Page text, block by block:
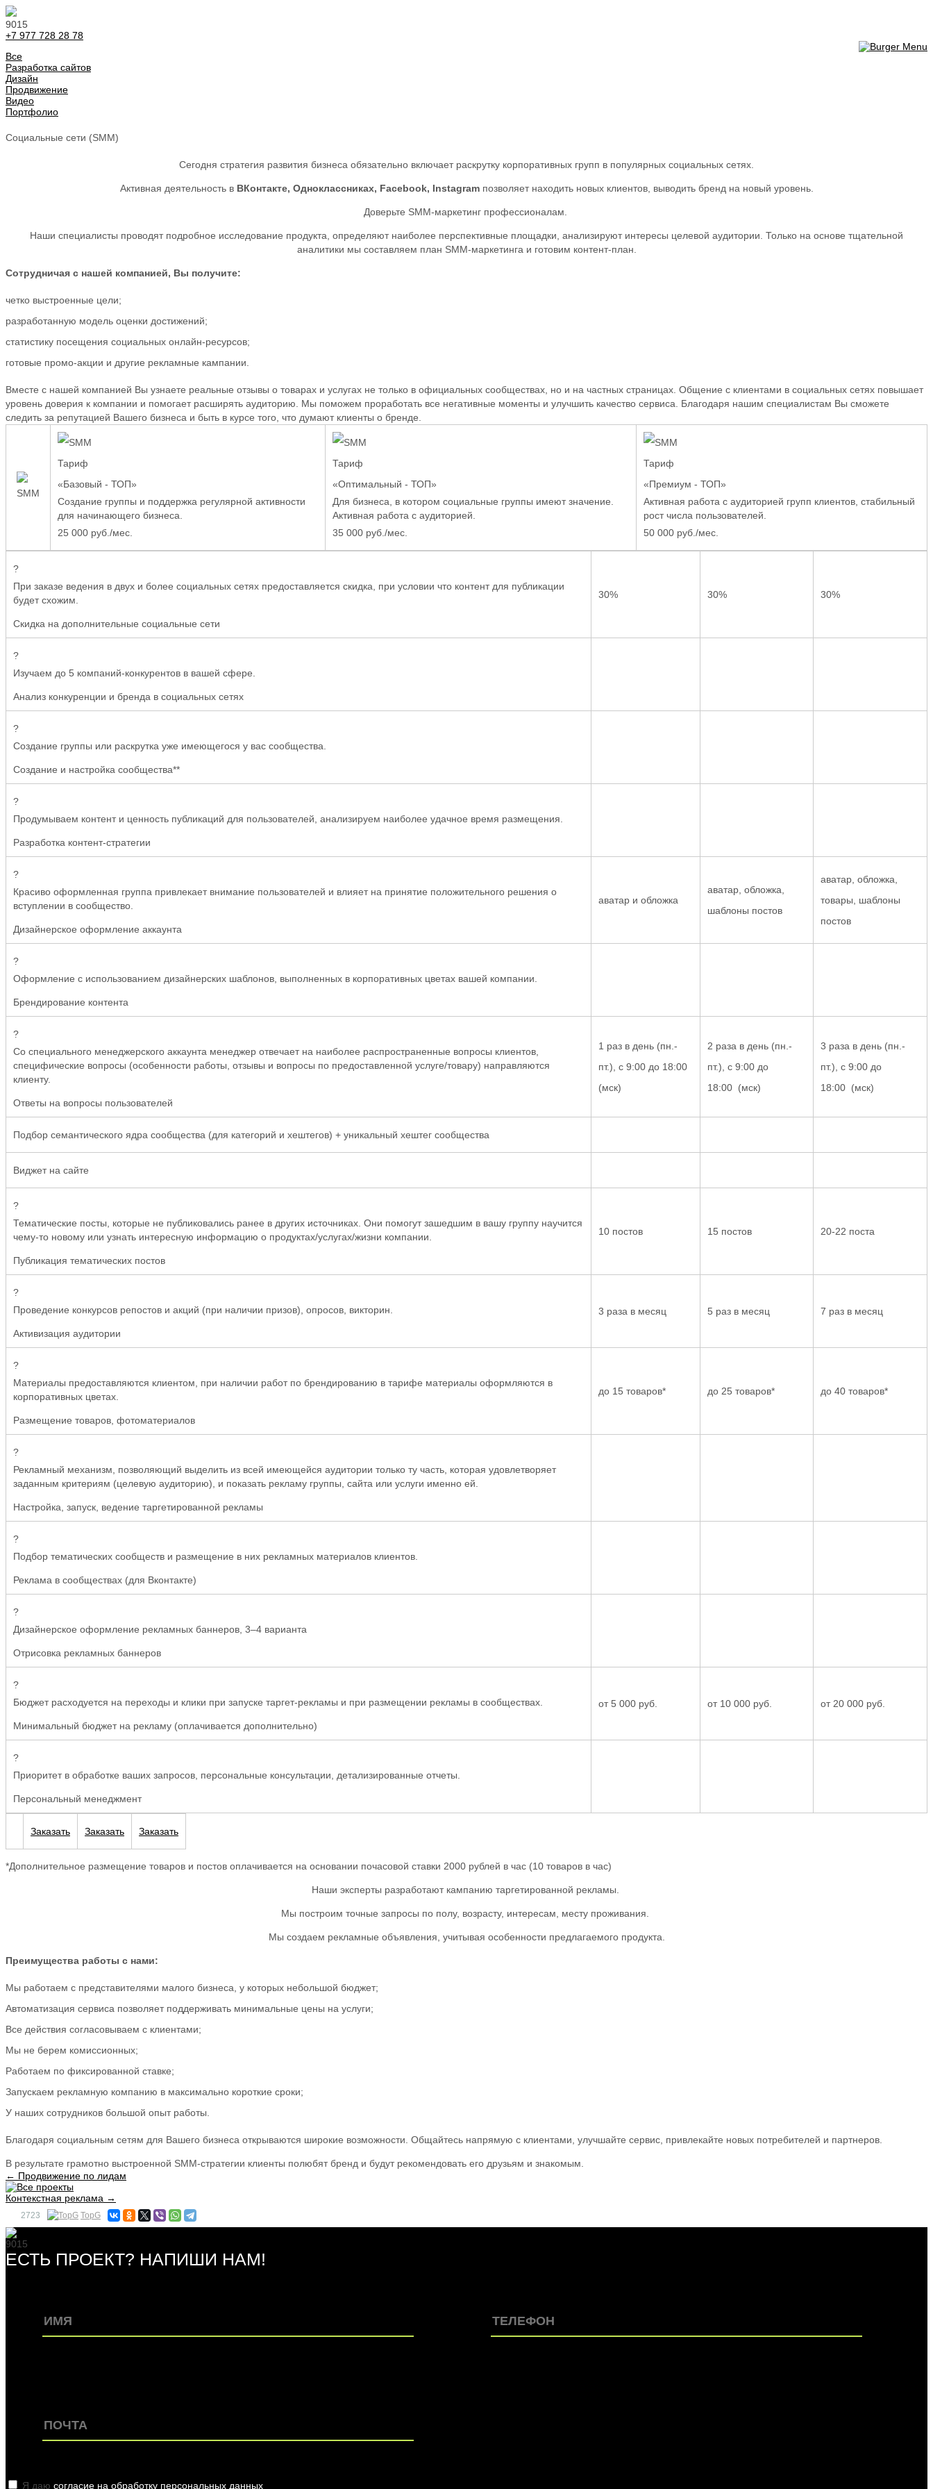
9015
+7 977 728 28 78
Все
Разработка сайтов
Дизайн
Продвижение
Видео
Портфолио
Социальные сети (SMM)
Сегодня стратегия развития бизнеса обязательно включает раскрутку корпоративных групп в популярных социальных сетях.
Активная деятельность в ВКонтакте, Одноклассниках, Facebook, Instagramпозволяет находить новых клиентов, выводить бренд на новый уровень.
Доверьте SMM-маркетинг профессионалам.
Наши специалисты проводят подробное исследование продукта, определяют наиболее перспективные площадки, анализируют интересы целевой аудитории. Только на основе тщательной
аналитики мы составляем план SMM-маркетинга и готовим контент-план.
Сотрудничая с нашей компанией, Вы получите:
четко выстроенные цели;
разработанную модель оценки достижений;
статистику посещения социальных онлайн-ресурсов;
готовые промо-акции и другие рекламные кампании.
Вместе с нашей компанией Вы узнаете реальные отзывы о товарах и услугах не только в официальных сообществах, но и на частных страницах. Общение с клиентами в социальных сетях повышает
уровень доверия к компании и помогает расширять аудиторию. Мы поможем проработать все негативные моменты и улучшить качество сервиса. Благодаря нашим специалистам Вы сможете
следить за репутацией Вашего бизнеса и быть в курсе того, что думают клиенты о бренде.
Тариф
«Базовый - ТОП»
Создание группы и поддержка регулярной активности
для начинающего бизнеса.
25 000 руб./мес.
Тариф
«Оптимальный - ТОП»
Для бизнеса, в котором социальные группы имеют значение.
Активная работа с аудиторией.
35 000 руб./мес.
Тариф
«Премиум - ТОП»
Активная работа с аудиторией групп клиентов, стабильный
рост числа пользователей.
50 000 руб./мес.
?
При заказе ведения в двух и более социальных сетях предоставляется скидка, при условии что контент для публикации
будет схожим.
Скидка на дополнительные социальные сети
30% 30% 30%
?
Изучаем до 5 компаний-конкурентов в вашей сфере.
Анализ конкуренции и бренда в социальных сетях
?
Создание группы или раскрутка уже имеющегося у вас сообщества.
Создание и настройка сообщества**
?
Продумываем контент и ценность публикаций для пользователей, анализируем наиболее удачное время размещения.
Разработка контент-стратегии
?
Красиво оформленная группа привлекает внимание пользователей и влияет на принятие положительного решения о
вступлении в сообщество.
Дизайнерское оформление аккаунта
аватар и обложка
аватар, обложка,
шаблоны постов
аватар, обложка,
товары, шаблоны
постов
?
Оформление с использованием дизайнерских шаблонов, выполненных в корпоративных цветах вашей компании.
Брендирование контента
?
Со специального менеджерского аккаунта менеджер отвечает на наиболее распространенные вопросы клиентов,
специфические вопросы (особенности работы, отзывы и вопросы по предоставленной услуге/товару) направляются
клиенту.
Ответы на вопросы пользователей
1 раз в день (пн.-
пт.), с 9:00 до 18:00
(мск)
2 раза в день (пн.-
пт.), с 9:00 до
18:00 (мск)
3 раза в день (пн.-
пт.), с 9:00 до
18:00 (мск)
Подбор семантического ядра сообщества (для категорий и хештегов) + уникальный хештег сообщества
Виджет на сайте
?
Тематические посты, которые не публиковались ранее в других источниках. Они помогут зашедшим в вашу группу научится
чему-то новому или узнать интересную информацию о продуктах/услугах/жизни компании.
Публикация тематических постов
10 постов 15 постов 20-22 поста
?
Проведение конкурсов репостов и акций (при наличии призов), опросов, викторин.
Активизация аудитории
3 раза в месяц 5 раз в месяц 7 раз в месяц
?
Материалы предоставляются клиентом, при наличии работ по брендированию в тарифе материалы оформляются в
корпоративных цветах.
Размещение товаров, фотоматериалов
до 15 товаров* до 25 товаров* до 40 товаров*
?
Рекламный механизм, позволяющий выделить из всей имеющейся аудитории только ту часть, которая удовлетворяет
заданным критериям (целевую аудиторию), и показать рекламу группы, сайта или услуги именно ей.
Настройка, запуск, ведение таргетированной рекламы
?
Подбор тематических сообществ и размещение в них рекламных материалов клиентов.
Реклама в сообществах (для Вконтакте)
?
Дизайнерское оформление рекламных баннеров, 3–4 варианта
Отрисовка рекламных баннеров
?
Бюджет расходуется на переходы и клики при запуске таргет-рекламы и при размещении рекламы в сообществах.
Минимальный бюджет на рекламу (оплачивается дополнительно)
от 5 000 руб. от 10 000 руб. от 20 000 руб.
?
Приоритет в обработке ваших запросов, персональные консультации, детализированные отчеты.
Персональный менеджмент
Заказать Заказать Заказать
*Дополнительное размещение товаров и постов оплачивается на основании почасовой ставки 2000 рублей в час (10 товаров в час)
Наши эксперты разработают кампанию таргетированной рекламы.
Мы построим точные запросы по полу, возрасту, интересам, месту проживания.
Мы создаем рекламные объявления, учитывая особенности предлагаемого продукта.
Преимущества работы с нами:
Мы работаем с представителями малого бизнеса, у которых небольшой бюджет;
Автоматизация сервиса позволяет поддерживать минимальные цены на услуги;
Все действия согласовываем с клиентами;
Мы не берем комиссионных;
Работаем по фиксированной ставке;
Запускаем рекламную компанию в максимально короткие сроки;
У наших сотрудников большой опыт работы.
Благодаря социальным сетям для Вашего бизнеса открываются широкие возможности. Общайтесь напрямую с клиентами, улучшайте сервис, привлекайте новых потребителей и партнеров.
В результате грамотно выстроенной SMM-стратегии клиенты полюбят бренд и будут рекомендовать его друзьям и знакомым.
← Продвижение по лидам
Контекстная реклама →
2723 TopG
9015
ЕСТЬ ПРОЕКТ? НАПИШИ НАМ!
Я даю согласие на обработку персональных данных